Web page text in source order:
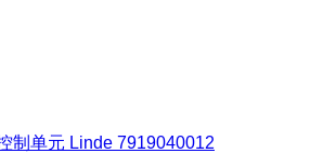
制单元 Linde 7919040012